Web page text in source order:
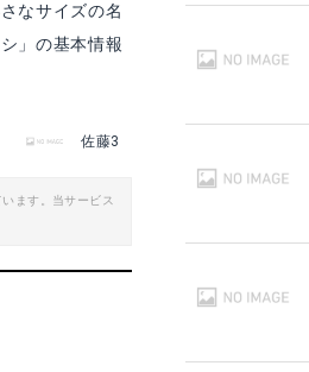
なサイズの名
」の基本情報
佐藤3
ます。当サービス